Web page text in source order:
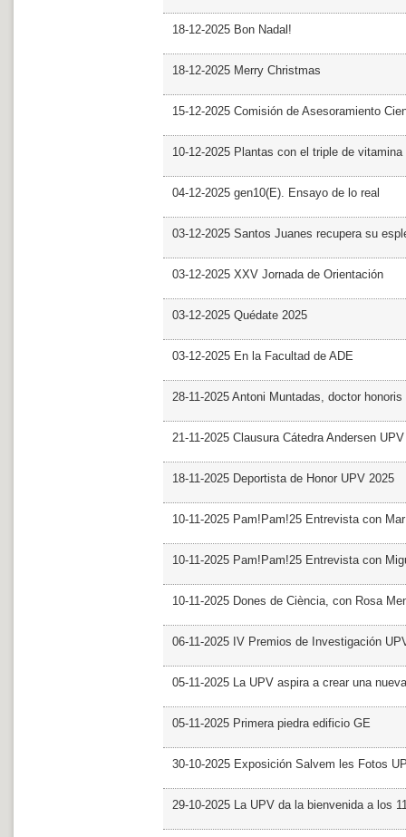
18-12-2025 Bon Nadal!
18-12-2025 Merry Christmas
15-12-2025 Comisión de Asesoramiento
10-12-2025 Plantas con el triple de vitamina
04-12-2025 gen10(E). Ensayo de lo real
03-12-2025 Santos Juanes recupera su
03-12-2025 XXV Jornada de Orientación
03-12-2025 Quédate 2025
03-12-2025 En la Facultad de ADE
28-11-2025 Antoni Muntadas, doctor
21-11-2025 Clausura Cátedra Andersen UPV
18-11-2025 Deportista de Honor UPV 2025
10-11-2025 Pam!Pam!25 Entrevista con
10-11-2025 Pam!Pam!25 Entrevista con
10-11-2025 Dones de Ciència, con Rosa
06-11-2025 IV Premios de Investigación
05-11-2025 La UPV aspira a crear una
05-11-2025 Primera piedra edificio GE
30-10-2025 Exposición Salvem les Fotos
29-10-2025 La UPV da la bienvenida a los